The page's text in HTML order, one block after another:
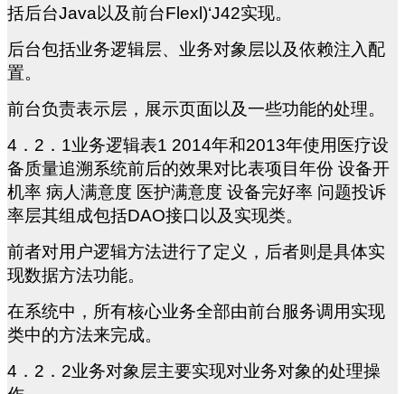
括后台Java以及前台Flexl)‘J42实现。
后台包括业务逻辑层、业务对象层以及依赖注入配
置。
前台负责表示层，展示页面以及一些功能的处理。
4 ．2．1业务逻辑表1 2014年和2013年使用医疗设
备质量追溯系统前后的效果对比表项目年份 设备开
机率 病人满意度 医护满意度 设备完好率 问题投诉
率层其组成包括DAO接口以及实现类。
前者对用户逻辑方法进行了定义，后者则是具体实
现数据方法功能。
在系统中，所有核心业务全部由前台服务调用实现
类中的方法来完成。
4 ．2．2业务对象层主要实现对业务对象的处理操